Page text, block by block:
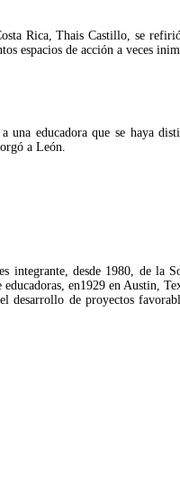
Rica, Thais Castillo, se
espacios de acción a veces
una educadora que se haya
a León.
integrante, desde 1980, de la
en1929 en Austin,
desarrollo de proyectos